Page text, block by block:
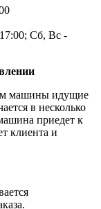
Сб, Вс -
машины идущие
в несколько
приедет к
клиента и